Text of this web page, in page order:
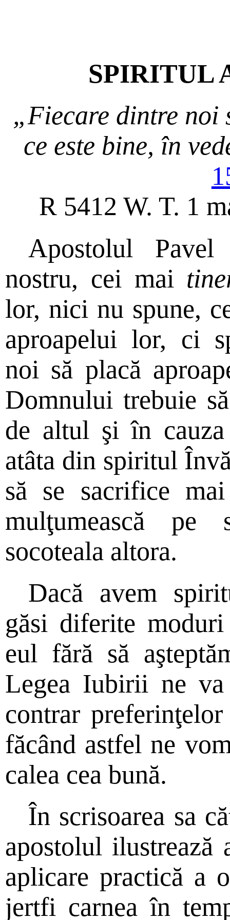
SPIRITUL
„Fiecare dintre noi
ce este bine, în
R 5412 W. T. 1
Apostolul
nostru, cei mai
lor, nici nu spune,
aproapelui lor, ci
noi să placă
Domnului trebuie
de altul şi în
atâta din spiritul
să se sacrifice
mulţumească
socoteala altora.
Dacă avem
găsi diferite
eul fără să
Legea Iubirii ne va
contrar
făcând astfel ne
calea cea bună.
În scrisoarea sa
apostolul ilustrează
aplicare practică a
jertfi carnea în